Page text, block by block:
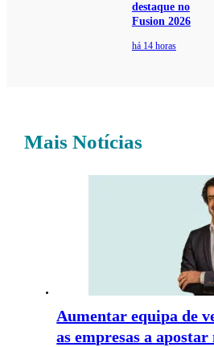
destaque no
Fusion 2026
há 14 horas
Mais Notícias
Aumentar equipa de
as empresas a